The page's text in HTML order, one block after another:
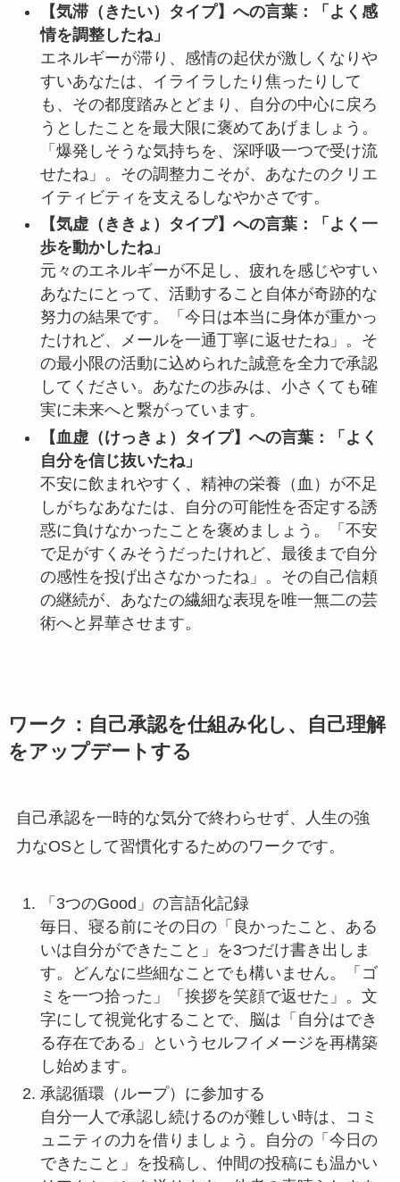
【気滞（きたい）タイプ】への言葉：「よく感
情を調整したね」
エネルギーが滞り、感情の起伏が激しくなりや
すいあなたは、イライラしたり焦ったりして
も、その都度踏みとどまり、自分の中心に戻ろ
うとしたことを最大限に褒めてあげましょう。
「爆発しそうな気持ちを、深呼吸一つで受け流
せたね」。その調整力こそが、あなたのクリエ
イティビティを支えるしなやかさです。
【気虚（ききょ）タイプ】への言葉：「よく一
歩を動かしたね」
元々のエネルギーが不足し、疲れを感じやすい
あなたにとって、活動すること自体が奇跡的な
努力の結果です。「今日は本当に身体が重かっ
たけれど、メールを一通丁寧に返せたね」。そ
の最小限の活動に込められた誠意を全力で承認
してください。あなたの歩みは、小さくても確
実に未来へと繋がっています。
【血虚（けっきょ）タイプ】への言葉：「よく
自分を信じ抜いたね」
不安に飲まれやすく、精神の栄養（血）が不足
しがちなあなたは、自分の可能性を否定する誘
惑に負けなかったことを褒めましょう。「不安
で足がすくみそうだったけれど、最後まで自分
の感性を投げ出さなかったね」。その自己信頼
の継続が、あなたの繊細な表現を唯一無二の芸
術へと昇華させます。
ワーク：自己承認を仕組み化し、自己理解
をアップデートする
自己承認を一時的な気分で終わらせず、人生の強
力なOSとして習慣化するためのワークです。
「3つのGood」の言語化記録
毎日、寝る前にその日の「良かったこと、ある
いは自分ができたこと」を3つだけ書き出しま
す。どんなに些細なことでも構いません。「ゴ
ミを一つ拾った」「挨拶を笑顔で返せた」。文
字にして視覚化することで、脳は「自分はでき
る存在である」というセルフイメージを再構築
し始めます。
承認循環（ループ）に参加する
自分一人で承認し続けるのが難しい時は、コミ
ュニティの力を借りましょう。自分の「今日の
できたこと」を投稿し、仲間の投稿にも温かい